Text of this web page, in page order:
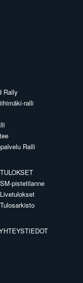
Rally
ralli
Ralli
TULOKSET
SM-pistetilanne
Livetulokset
Tulosarkisto